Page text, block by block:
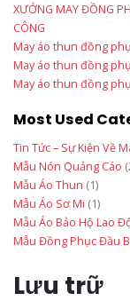
XƯỞNG MAY ĐỒNG
CÔNG
May áo thun đồng
May áo thun đồng
May áo thun đồng
Most Used
Tin Tức – Sự Kiện Về
Mẫu Nón Quảng Cáo
Mẫu Áo Thun (1)
Mẫu Áo Sơ Mi (1)
Mẫu Áo Bảo Hộ Lao
Mẫu Đồng Phục Đầu
Lưu trữ